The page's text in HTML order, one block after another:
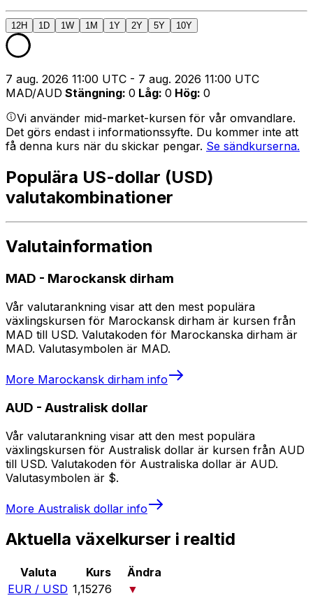
12H 1D 1W 1M 1Y 2Y 5Y 10Y
7 aug. 2026 11:00 UTC - 7 aug. 2026 11:00 UTC
MAD/AUD Stängning: 0 Låg: 0 Hög: 0
Vi använder mid-market-kursen för vår omvandlare.
Det görs endast i informationssyfte. Du kommer inte att
få denna kurs när du skickar pengar. Se sändkurserna.
Populära US-dollar (USD)
valutakombinationer
Valutainformation
MAD - Marockansk dirham
Vår valutarankning visar att den mest populära
växlingskursen för Marockansk dirham är kursen från
MAD till USD. Valutakoden för Marockanska dirham är
MAD. Valutasymbolen är MAD.
More Marockansk dirham info
AUD - Australisk dollar
Vår valutarankning visar att den mest populära
växlingskursen för Australisk dollar är kursen från AUD
till USD. Valutakoden för Australiska dollar är AUD.
Valutasymbolen är $.
More Australisk dollar info
Aktuella växelkurser i realtid
Valuta Kurs
Ändra
EUR / USD 1,15276
▼